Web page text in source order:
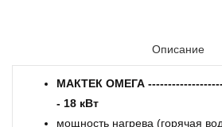
Описание
МАКТЕК ОМЕГА
- 18 кВт
мощность нагрева (горячая